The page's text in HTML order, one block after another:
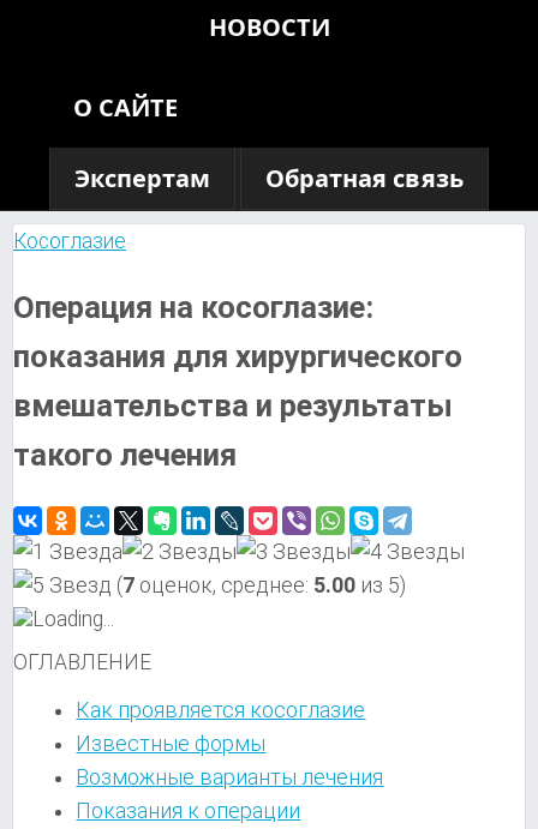
НОВОСТИ
О САЙТЕ
Экспертам Обратная связь
Косоглазие
Операция на косоглазие:
показания для хирургического
вмешательства и результаты
такого лечения
(7 оценок, среднее: 5.00 из 5)
Loading...
ОГЛАВЛЕНИЕ
Как проявляется косоглазие
Известные формы
Возможные варианты лечения
Показания к операции